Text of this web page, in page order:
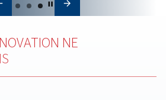
de l’air
: pourquoi